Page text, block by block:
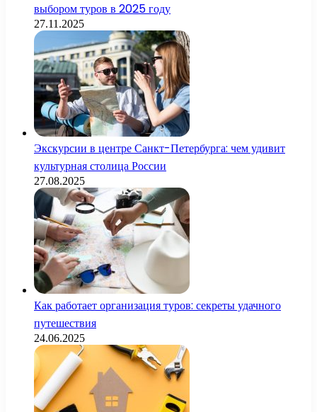
выбором туров в 2025 году
27.11.2025
Экскурсии в центре Санкт-Петербурга: чем удивит
культурная столица России
27.08.2025
Как работает организация туров: секреты удачного
путешествия
24.06.2025